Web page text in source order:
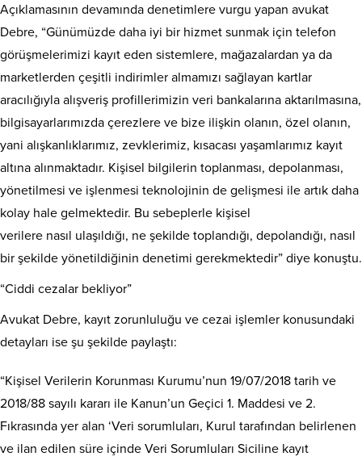
Açıklamasının devamında denetimlere vurgu yapan avukat
Debre, “Günümüzde daha iyi bir hizmet sunmak için telefon
görüşmelerimizi kayıt eden sistemlere, mağazalardan ya da
marketlerden çeşitli indirimler almamızı sağlayan kartlar
aracılığıyla alışveriş profillerimizin veri bankalarına aktarılmasına,
bilgisayarlarımızda çerezlere ve bize ilişkin olanın, özel olanın,
yani alışkanlıklarımız, zevklerimiz, kısacası yaşamlarımız kayıt
altına alınmaktadır. Kişisel bilgilerin toplanması, depolanması,
yönetilmesi ve işlenmesi teknolojinin de gelişmesi ile artık daha
kolay hale gelmektedir. Bu sebeplerle kişisel
verilere nasıl ulaşıldığı, ne şekilde toplandığı, depolandığı, nasıl
bir şekilde yönetildiğinin denetimi gerekmektedir” diye konuştu.
“Ciddi cezalar bekliyor”
Avukat Debre, kayıt zorunluluğu ve cezai işlemler konusundaki
detayları ise şu şekilde paylaştı:
“Kişisel Verilerin Korunması Kurumu’nun 19/07/2018 tarih ve
2018/88 sayılı kararı ile Kanun’un Geçici 1. Maddesi ve 2.
Fıkrasında yer alan ‘Veri sorumluları, Kurul tarafından belirlenen
ve ilan edilen süre içinde Veri Sorumluları Siciline kayıt